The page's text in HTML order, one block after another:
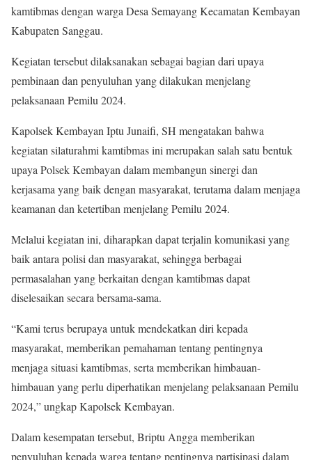
kamtibmas dengan warga Desa Semayang Kecamatan Kembayan
Kabupaten Sanggau.
Kegiatan tersebut dilaksanakan sebagai bagian dari upaya
pembinaan dan penyuluhan yang dilakukan menjelang
pelaksanaan Pemilu 2024.
Kapolsek Kembayan Iptu Junaifi, SH mengatakan bahwa
kegiatan silaturahmi kamtibmas ini merupakan salah satu bentuk
upaya Polsek Kembayan dalam membangun sinergi dan
kerjasama yang baik dengan masyarakat, terutama dalam menjaga
keamanan dan ketertiban menjelang Pemilu 2024.
Melalui kegiatan ini, diharapkan dapat terjalin komunikasi yang
baik antara polisi dan masyarakat, sehingga berbagai
permasalahan yang berkaitan dengan kamtibmas dapat
diselesaikan secara bersama-sama.
“Kami terus berupaya untuk mendekatkan diri kepada
masyarakat, memberikan pemahaman tentang pentingnya
menjaga situasi kamtibmas, serta memberikan himbauan-
himbauan yang perlu diperhatikan menjelang pelaksanaan Pemilu
2024,” ungkap Kapolsek Kembayan.
Dalam kesempatan tersebut, Briptu Angga memberikan
penyuluhan kepada warga tentang pentingnya partisipasi dalam